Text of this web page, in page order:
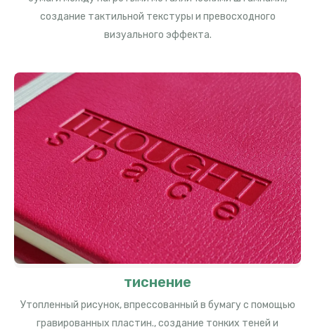
создание тактильной текстуры и превосходного
визуального эффекта.
тиснение
Утопленный рисунок, впрессованный в бумагу с помощью
гравированных пластин., создание тонких теней и